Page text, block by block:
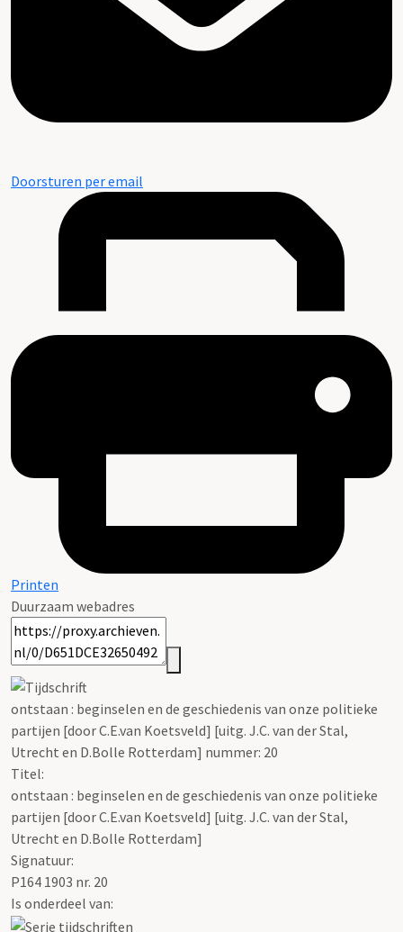
Doorsturen per email
Printen
Duurzaam webadres
ontstaan : beginselen en de geschiedenis van onze politieke
partijen [door C.E.van Koetsveld] [uitg. J.C. van der Stal,
Utrecht en D.Bolle Rotterdam] nummer: 20
Titel:
ontstaan : beginselen en de geschiedenis van onze politieke
partijen [door C.E.van Koetsveld] [uitg. J.C. van der Stal,
Utrecht en D.Bolle Rotterdam]
Signatuur:
P164 1903 nr. 20
Is onderdeel van: